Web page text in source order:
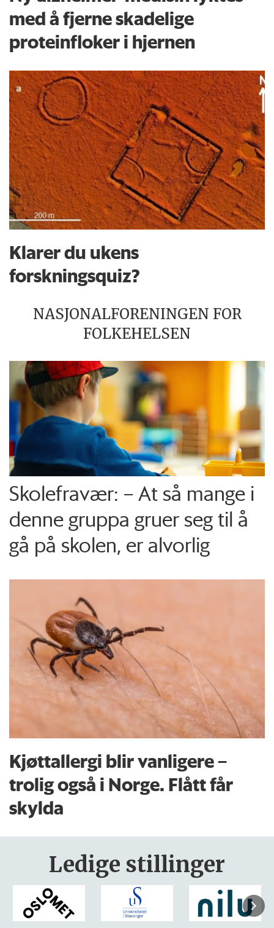
med å fjerne skadelige
proteinfloker i hjernen
Klarer du ukens
forskningsquiz?
NASJONALFORENINGEN FOR
FOLKEHELSEN
Skolefravær: – At så mange i
denne gruppa gruer seg til å
gå på skolen, er alvorlig
Kjøttallergi blir vanligere –
trolig også i Norge. Flått får
skylda
Ledige stillinger